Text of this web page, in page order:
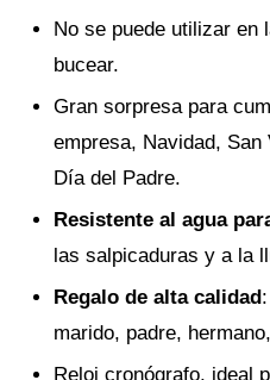
No se puede utilizar en
bucear.
Gran sorpresa para
empresa, Navidad, San
Día del Padre.
Resistente al agua
las salpicaduras y a la
Regalo de alta calidad
marido, padre,
Reloj cronógrafo, ideal